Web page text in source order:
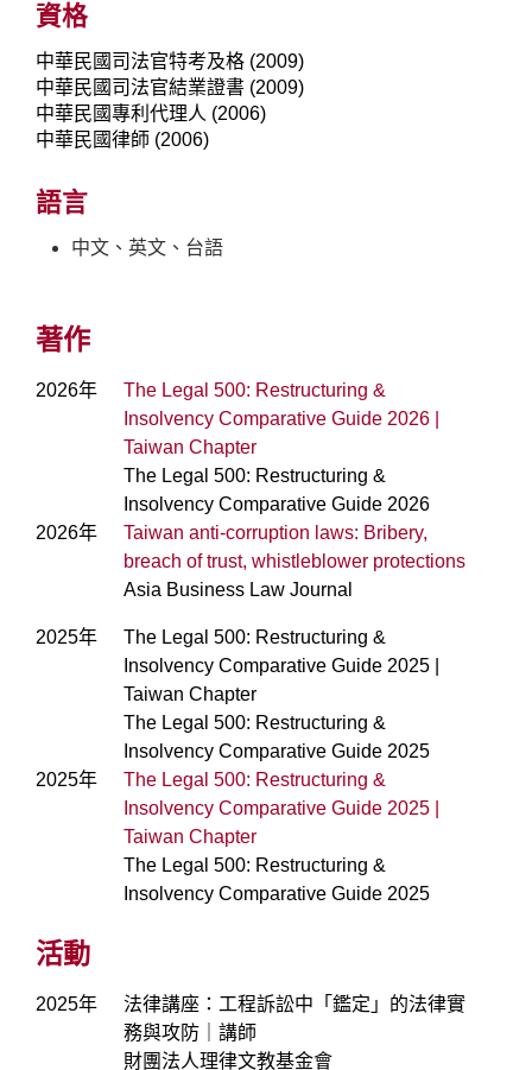
資格
中華民國司法官特考及格 (2009)
中華民國司法官結業證書 (2009)
中華民國專利代理人 (2006)
中華民國律師 (2006)
語言
中文、英文、台語
著作
2026年
The Legal 500: Restructuring &
Insolvency Comparative Guide 2026 |
Taiwan Chapter
The Legal 500: Restructuring &
Insolvency Comparative Guide 2026
2026年
Taiwan anti-corruption laws: Bribery,
breach of trust, whistleblower protections
Asia Business Law Journal
2025年
The Legal 500: Restructuring &
Insolvency Comparative Guide 2025 |
Taiwan Chapter
The Legal 500: Restructuring &
Insolvency Comparative Guide 2025
2025年
The Legal 500: Restructuring &
Insolvency Comparative Guide 2025 |
Taiwan Chapter
The Legal 500: Restructuring &
Insolvency Comparative Guide 2025
活動
2025年
法律講座：工程訴訟中「鑑定」的法律實
務與攻防｜講師
財團法人理律文教基金會